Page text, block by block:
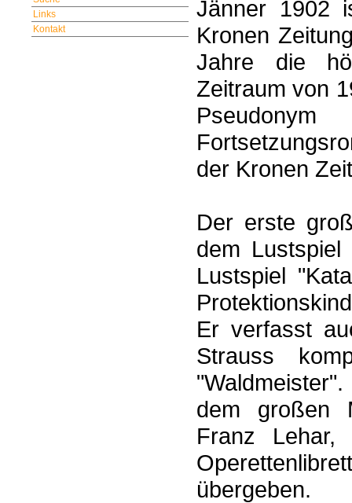
Links
Kontakt
Jänner 1902
Kronen
Jahre die
Zeitraum von
der Kronen
Der erste
dem
Lustspiel
Er verfasst
Strauss
dem großen
Franz
übergeben.